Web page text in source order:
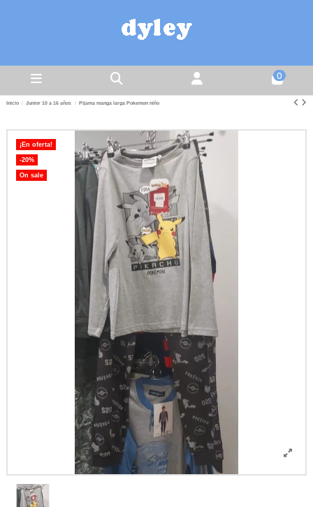
0
Inicio Junior 10 a 16 años Pijama manga larga Pokemon niño
¡En oferta!
-20%
On sale